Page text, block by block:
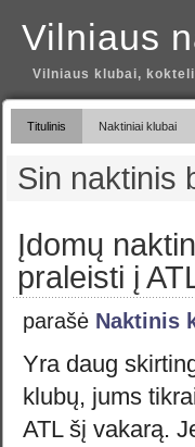
Vilniaus
Vilniaus klubai,
Titulinis Naktiniai klubai
Sin naktinis
Įdomų
praleisti į
parašė Naktinis
Yra daug
klubų, jums
ATL šį vakarą.